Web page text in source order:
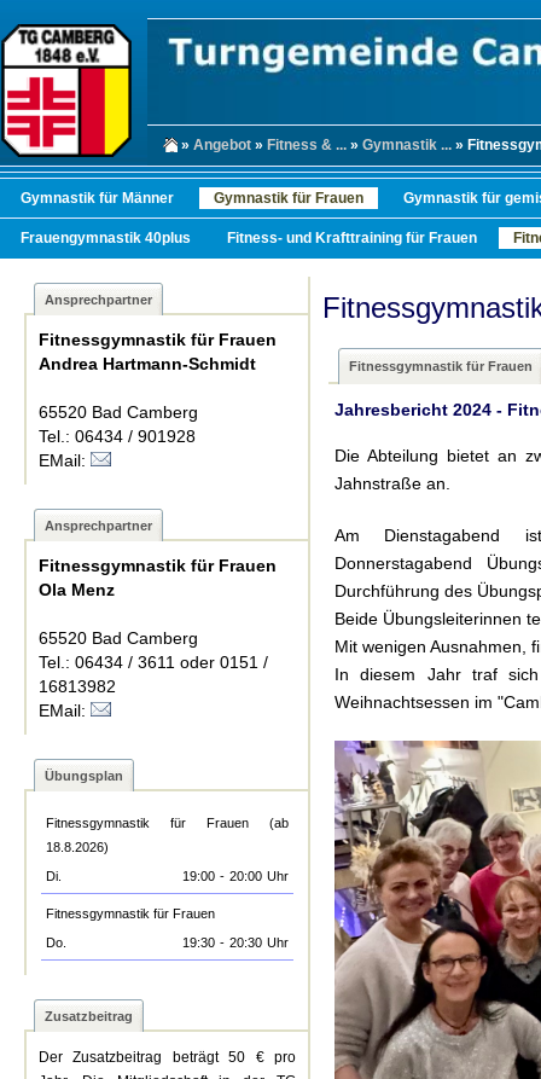
» Angebot » Fitness & ... » Gymnastik ... »
Gymnastik für Männer Gymnastik für Frauen Gymnastik für
Frauengymnastik 40plus Fitness- und Krafttraining für Frauen
Ansprechpartner
Fitnessgymnastik für Frauen
Andrea Hartmann-Schmidt
65520 Bad Camberg
Tel.: 06434 / 901928
EMail:
Ansprechpartner
Fitnessgymnastik für Frauen
Ola Menz
65520 Bad Camberg
Tel.: 06434 / 3611 oder 0151 /
16813982
EMail:
Übungsplan
Fitnessgymnastik für Frauen (ab
18.8.2026)
Di.
19:00 - 20:00 Uhr
Fitnessgymnastik für Frauen
Do.
19:30 - 20:30 Uhr
Zusatzbeitrag
Der Zusatzbeitrag beträgt 50 € pro
Fitnessgymnastik für Frauen
Jahresbericht 2024 -
Die Abteilung bietet an
Jahnstraße an.
Am
Donnerstagabend
Durchführung des
Beide Übungsleiterinnen
Mit wenigen Ausnahmen,
In diesem Jahr traf
Weihnachtsessen im